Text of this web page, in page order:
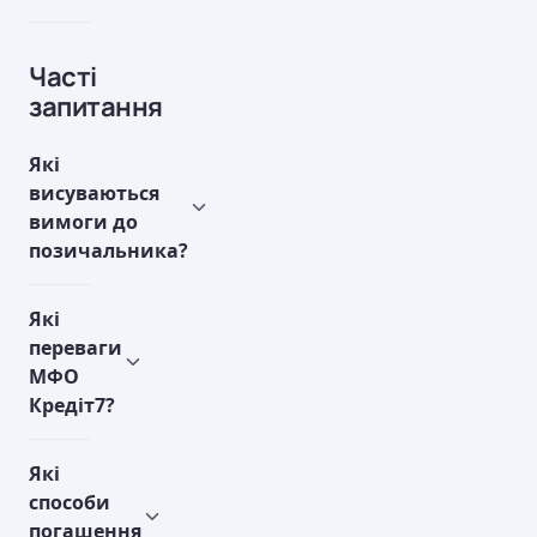
Часті
запитання
Які
висуваються
вимоги до
позичальника?
Які
переваги
МФО
Кредіт7?
Які
способи
погашення